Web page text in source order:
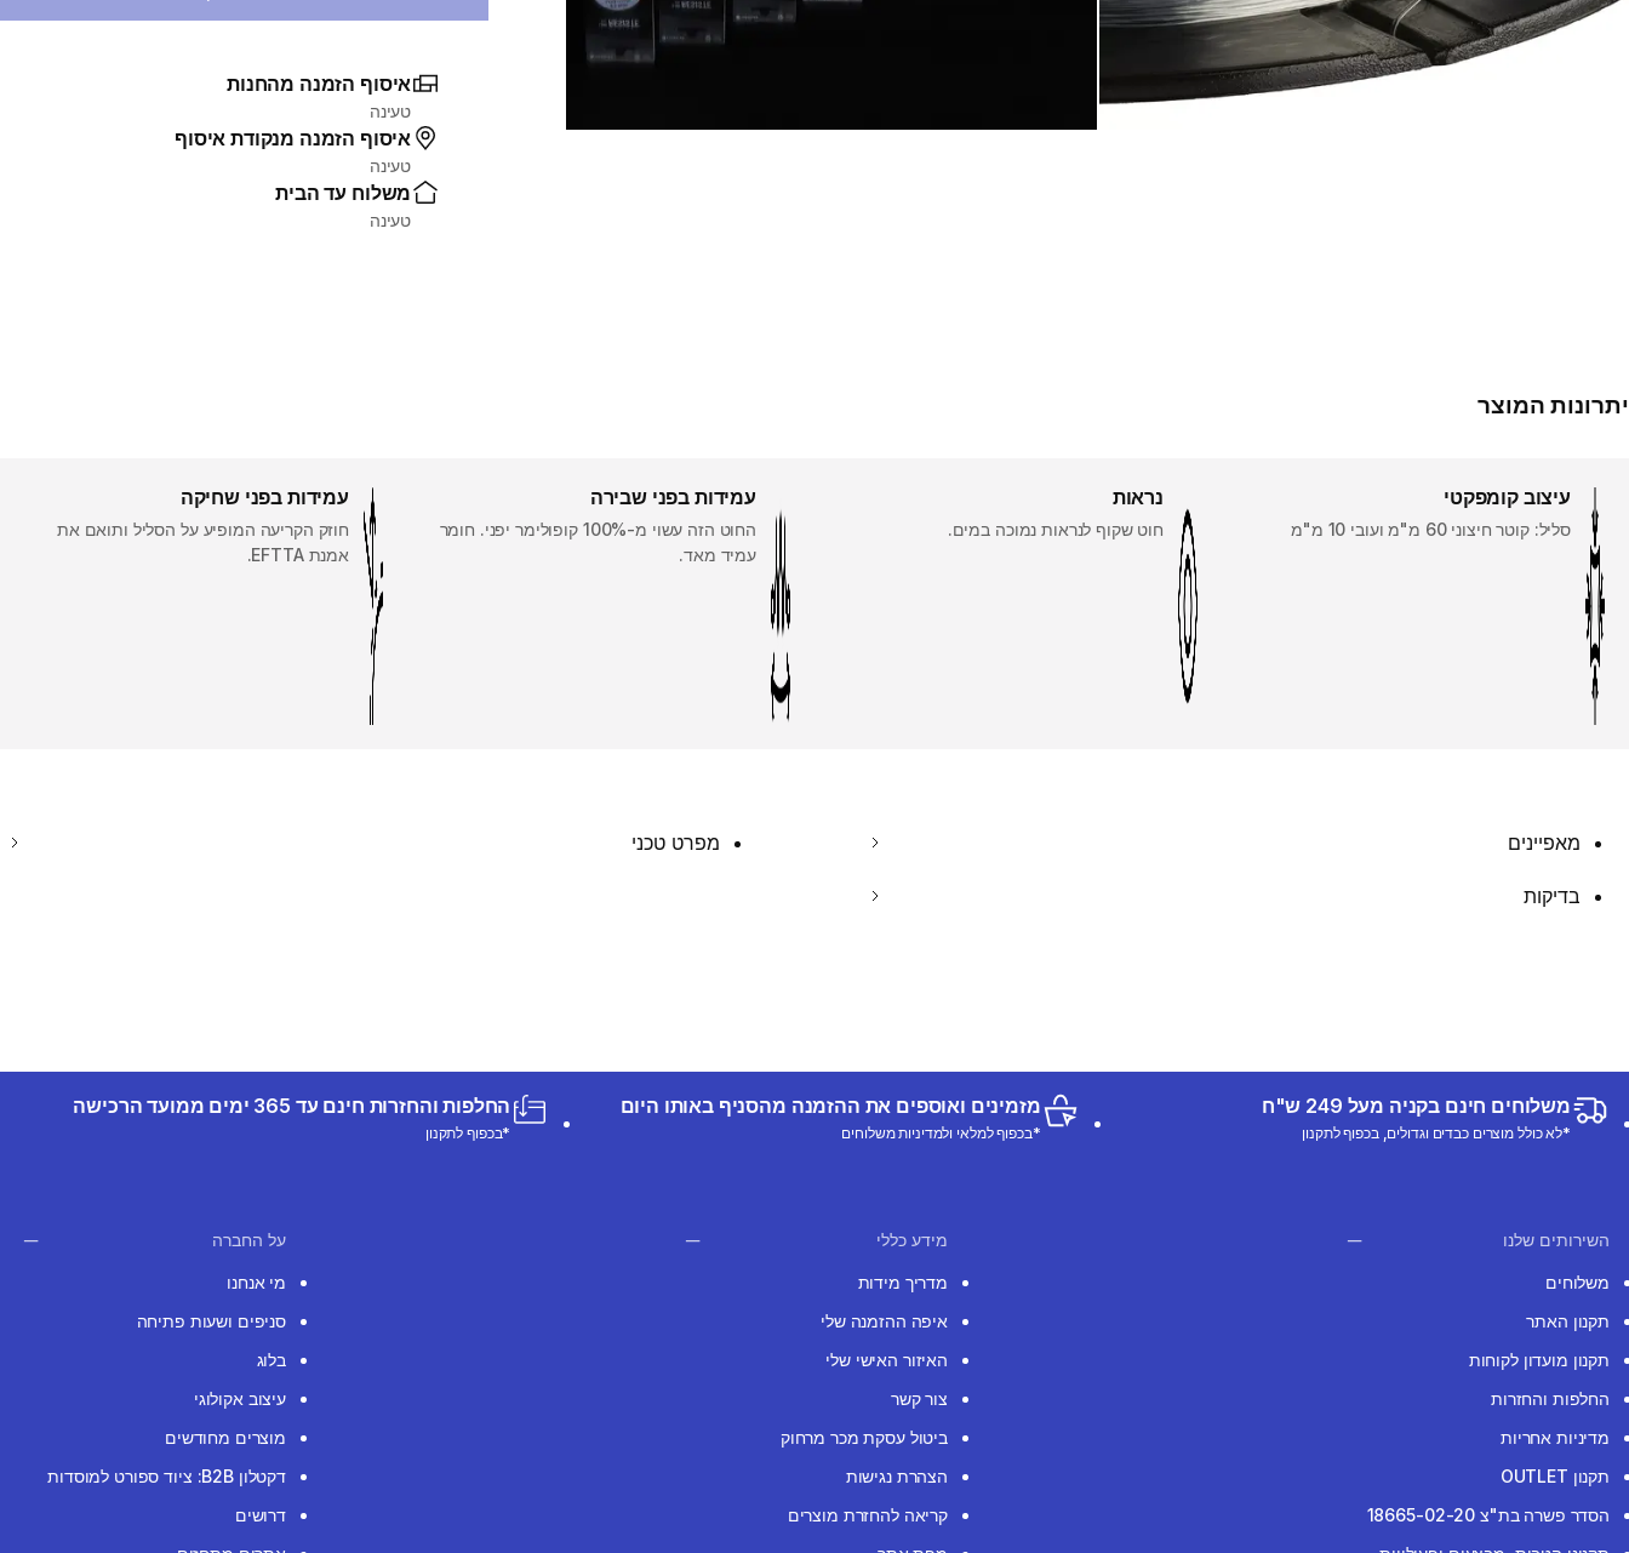
איסוף הזמנה מהחנות
טעינה
איסוף הזמנה מנקודת איסוף
טעינה
משלוח עד הבית
טעינה
יתרונות המוצר
עיצוב קומפקטי
סליל: קוטר חיצוני 60 מ"מ ועובי 10 מ"מ
נראות
חוט שקוף לנראות נמוכה במים.
עמידות בפני שבירה
החוט הזה עשוי מ-100% קופולימר יפני. חומר
עמיד מאד.
עמידות בפני שחיקה
חוזק הקריעה המופיע על הסליל ותואם את
אמנת EFTTA.
מאפיינים מפרט טכני
בדיקות
משלוחים חינם בקניה מעל 249 ש"ח
*לא כולל מוצרים כבדים וגדולים, בכפוף לתקנון
מזמינים ואוספים את ההזמנה מהסניף באותו היום
*בכפוף למלאי ולמדיניות משלוחים
החלפות והחזרות חינם עד 365 ימים ממועד הרכישה
*בכפוף לתקנון
השירותים שלנו
משלוחים
תקנון האתר
תקנון מועדון לקוחות
החלפות והחזרות
מדיניות אחריות
תקנון OUTLET
הסדר פשרה בת"צ 18665-02-20
מידע כללי
מדריך מידות
איפה ההזמנה שלי
האיזור האישי שלי
צור קשר
ביטול עסקת מכר מרחוק
הצהרת נגישות
קריאה להחזרת מוצרים
על החברה
מי אנחנו
סניפים ושעות פתיחה
בלוג
עיצוב אקולוגי
מוצרים מחודשים
דקטלון B2B: ציוד ספורט למוסדות
דרושים